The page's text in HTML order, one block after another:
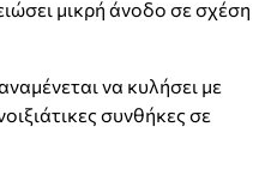
μικρή άνοδο σε σχέση
να κυλήσει με
συνθήκες σε